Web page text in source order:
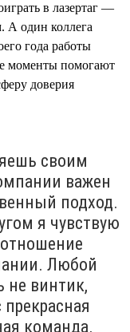
в лазертаг —
А один коллега
года работы
моменты помогают
доверия
своим
важен
подход.
я чувствую
Любой
не винтик,
команда.